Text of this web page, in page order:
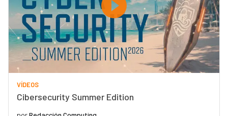
VÍDEOS
Cibersecurity Summer Edition